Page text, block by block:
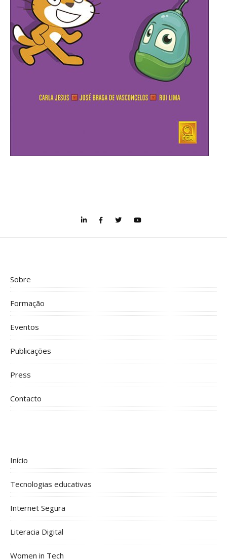
Sobre
Formação
Eventos
Publicações
Press
Contacto
Início
Tecnologias educativas
Internet Segura
Literacia Digital
Women in Tech